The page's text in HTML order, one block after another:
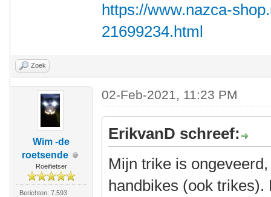
https://www.nazca-
21699234.html
Zoek
Wim -de
roetsende
Roeifietser
Berichten: 7.593
02-Feb-2021, 11:23 PM
ErikvanD schreef:
Mijn trike is
handbikes (ook